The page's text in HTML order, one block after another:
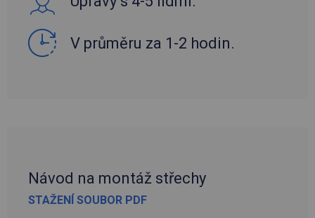
V průměru za 1-2 hodin.
Návod na montáž střechy
STAŽENÍ SOUBOR PDF